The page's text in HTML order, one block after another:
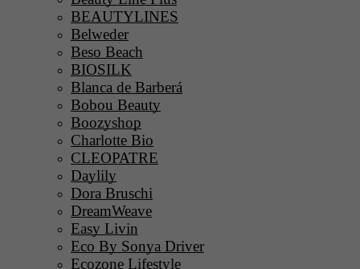
BEAUTYLINES
Belweder
Beso Beach
BIOSILK
Blanca de Barberá
Bobou Beauty
Boozyshop
Charlotte Bio
CLEOPATRE
Daylily
Dora Bruschi
DreamWeave
Easy Livin
Eco By Sonya Driver
Ecozone Lifestyle